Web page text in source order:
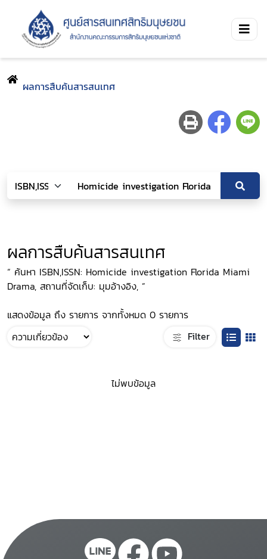
ผลการสืบค้นสารสนเทศ
ผลการสืบค้นสารสนเทศ
“ ค้นหา ISBN,ISSN: Homicide investigation Florida Miami
Drama, สถานที่จัดเก็บ: มุมอ้างอิง, ”
แสดงข้อมูล ถึง รายการ จากทั้งหมด 0 รายการ
Filter
ไม่พบข้อมูล